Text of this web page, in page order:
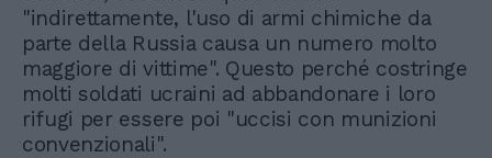
"indirettamente, l'uso di armi chimiche da
parte della Russia causa un numero molto
maggiore di vittime". Questo perché costringe
molti soldati ucraini ad abbandonare i loro
rifugi per essere poi "uccisi con munizioni
convenzionali".